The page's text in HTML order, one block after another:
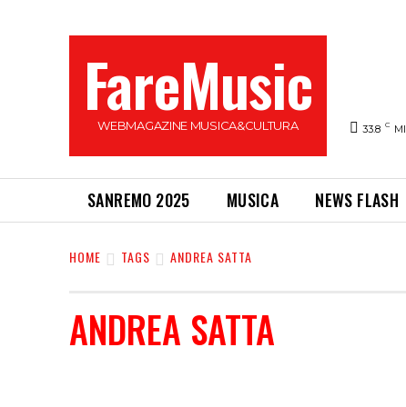
FareMusic
WEBMAGAZINE MUSICA&CULTURA 33.8 C
SANREMO 2025 MUSICA NEWS FLASH
HOME TAGS ANDREA SATTA
ANDREA SATTA